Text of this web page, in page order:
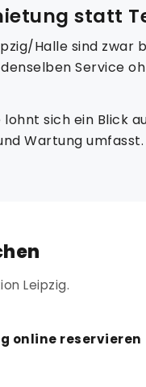
statt
Halle sind
Service
sich ein Blick
Wartung umfasst.
Leipzig.
online reservieren